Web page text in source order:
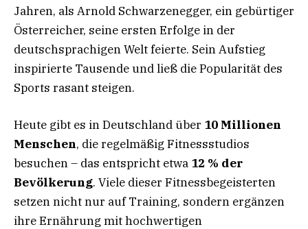
Jahren, als Arnold Schwarzenegger, ein gebürtiger
Österreicher, seine ersten Erfolge in der
deutschsprachigen Welt feierte. Sein Aufstieg
inspirierte Tausende und ließ die Popularität des
Sports rasant steigen.
Heute gibt es in Deutschland über 10 Millionen
Menschen, die regelmäßig Fitnessstudios
besuchen – das entspricht etwa 12 % der
Bevölkerung. Viele dieser Fitnessbegeisterten
setzen nicht nur auf Training, sondern ergänzen
ihre Ernährung mit hochwertigen